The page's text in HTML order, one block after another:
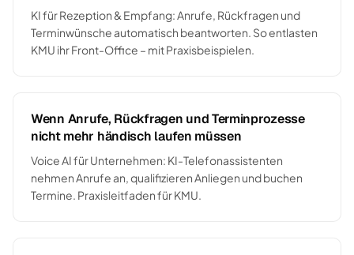
KI für Rezeption & Empfang: Anrufe, Rückfragen und
Terminwünsche automatisch beantworten. So entlasten
KMU ihr Front-Office – mit Praxisbeispielen.
Wenn Anrufe, Rückfragen und Terminprozesse
nicht mehr händisch laufen müssen
Voice AI für Unternehmen: KI-Telefonassistenten
nehmen Anrufe an, qualifizieren Anliegen und buchen
Termine. Praxisleitfaden für KMU.